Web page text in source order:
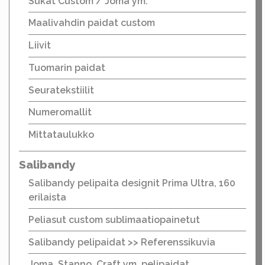
Maalivahdin paidat custom
Liivit
Tuomarin paidat
Seuratekstiilit
Numeromallit
Mittataulukko
Salibandy
Salibandy pelipaita designit Prima Ultra, 160
erilaista
Peliasut custom sublimaatiopainetut
Salibandy pelipaidat >> Referenssikuvia